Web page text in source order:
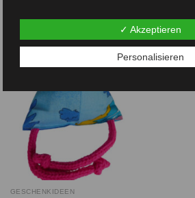
Wunschliste
GESCHENKIDEEN
✓ Akzeptieren
Personalisieren